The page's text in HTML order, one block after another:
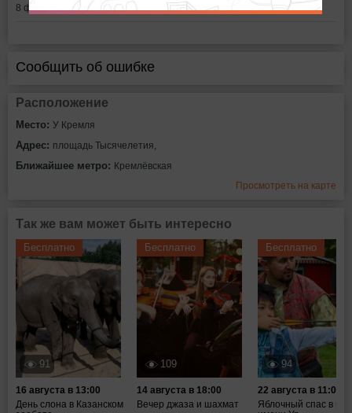
8 февраля в 11:00
Сообщить об ошибке
Расположение
Место: У Кремля
Адрес: площадь Тысячелетия,
Ближайшее метро: Кремлёвская
Просмотреть на карте
Так же вам может быть интересно
Бесплатно
91
16 августа в 13:00
День слона в Казанском
Бесплатно
109
14 августа в 18:00
Вечер джаза и шахмат
Бесплатно
94
22 августа в 11:00
Яблочный спас в